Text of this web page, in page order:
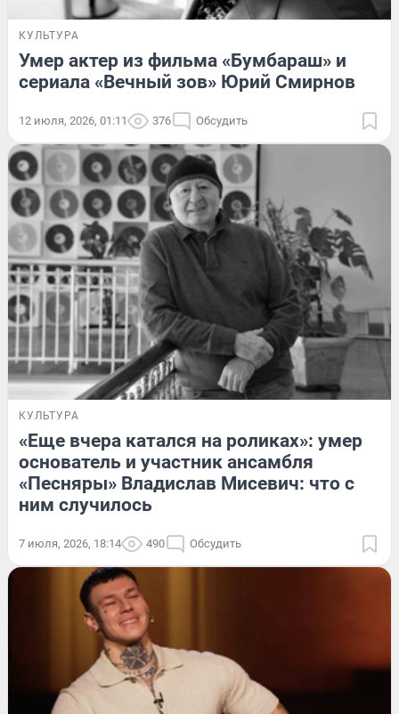
КУЛЬТУРА
Умер актер из фильма «Бумбараш» и
сериала «Вечный зов» Юрий Смирнов
12 июля, 2026, 01:11 376 Обсудить
КУЛЬТУРА
«Еще вчера катался на роликах»: умер
основатель и участник ансамбля
«Песняры» Владислав Мисевич: что с
ним случилось
7 июля, 2026, 18:14 490 Обсудить